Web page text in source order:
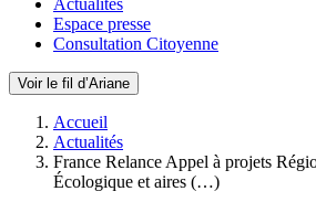
Actualités
Espace presse
Consultation Citoyenne
Voir le fil d’Ariane
Accueil
Actualités
France Relance Appel à projets
Écologique et aires (…)